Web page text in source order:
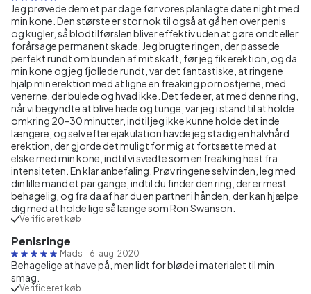
Jeg prøvede dem et par dage før vores planlagte date night med
min kone. Den største er stor nok til også at gå hen over penis
og kugler, så blodtilførslen bliver effektiv uden at gøre ondt eller
forårsage permanent skade. Jeg brugte ringen, der passede
perfekt rundt om bunden af mit skaft, før jeg fik erektion, og da
min kone og jeg fjollede rundt, var det fantastiske, at ringene
hjalp min erektion med at ligne en freaking pornostjerne, med
venerne, der bulede og hvad ikke. Det fede er, at med denne ring,
når vi begyndte at blive hede og tunge, var jeg i stand til at holde
omkring 20-30 minutter, indtil jeg ikke kunne holde det inde
længere, og selv efter ejakulation havde jeg stadig en halvhård
erektion, der gjorde det muligt for mig at fortsætte med at
elske med min kone, indtil vi svedte som en freaking hest fra
intensiteten. En klar anbefaling. Prøv ringene selv inden, leg med
din lille mand et par gange, indtil du finder den ring, der er mest
behagelig, og fra da af har du en partner i hånden, der kan hjælpe
dig med at holde lige så længe som Ron Swanson.
Verificeret køb
Penisringe
Mads - 6. aug. 2020
Behagelige at have på, men lidt for bløde i materialet til min
smag.
Verificeret køb